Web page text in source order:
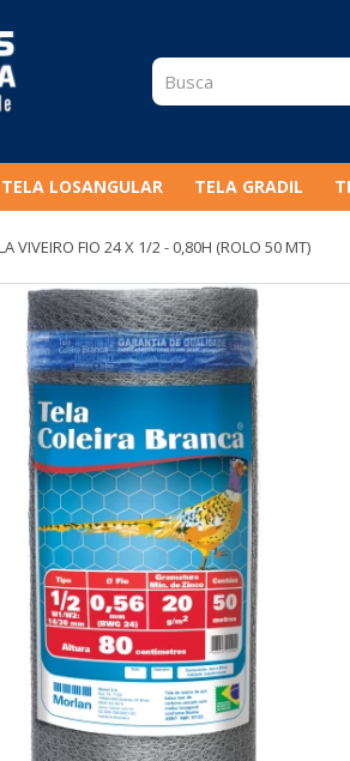
TELA LOSANGULAR TELA GRADIL
VIVEIRO FIO 24 X 1/2 - 0,80H (ROLO 50 MT)